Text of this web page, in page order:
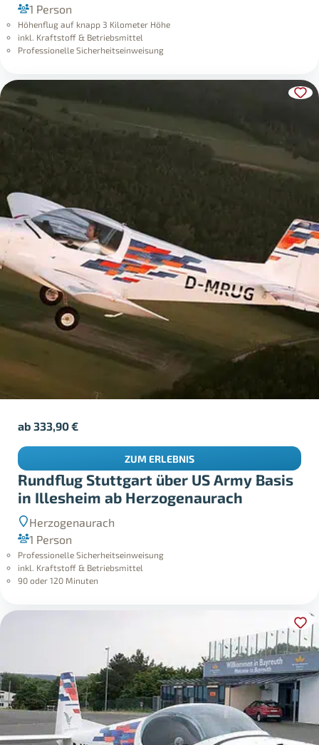
1 Person
Höhenflug auf knapp 3 Kilometer Höhe
inkl. Kraftstoff & Betriebsmittel
Professionelle Sicherheitseinweisung
Rundflug Stuttgart über US Army Basis
in Illesheim ab Herzogenaurach
Herzogenaurach
1 Person
Professionelle Sicherheitseinweisung
inkl. Kraftstoff & Betriebsmittel
90 oder 120 Minuten
ab333,90€
ZUM ERLEBNIS